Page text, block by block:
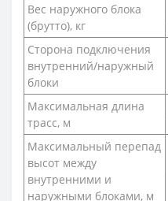
Вес наружного блока
(брутто), кг
Сторона подключения
внутренний/наружный
блоки
Максимальная длина
трасс, м
Максимальный перепад
высот между
внутренними и
наружными блоками, м